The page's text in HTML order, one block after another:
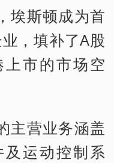
埃斯顿成为首
，填补了A股
市的市场空
主营业务涵盖
运动控制系